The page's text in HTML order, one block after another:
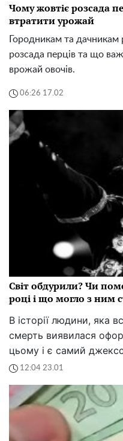
Чому жовтіє розсада
втратити урожай
Городникам та дачникам
розсада перців та що
врожай овочів.
06:26 17.02
Світ обдурили? Чи
році і що могло з ним
В історії людини, яка
смерть виявилася
цьому і є самий
12:04 23.01